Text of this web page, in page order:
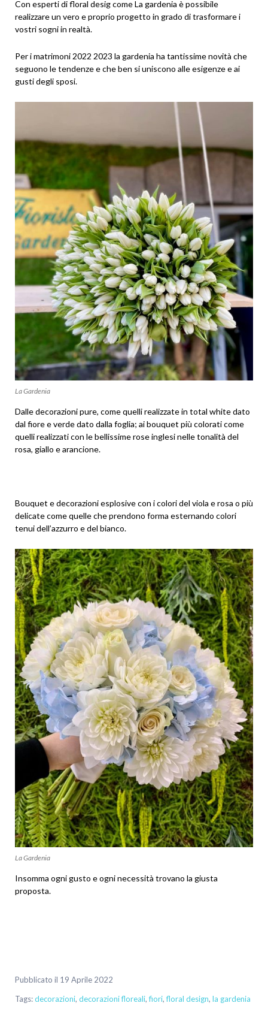
Con esperti di floral desig come La gardenia è possibile
realizzare un vero e proprio progetto in grado di trasformare i
vostri sogni in realtà.
Per i matrimoni 2022 2023 la gardenia ha tantissime novità che
seguono le tendenze e che ben si uniscono alle esigenze e ai
gusti degli sposi.
La Gardenia
Dalle decorazioni pure, come quelli realizzate in total white dato
dal fiore e verde dato dalla foglia; ai bouquet più colorati come
quelli realizzati con le bellissime rose inglesi nelle tonalità del
rosa, giallo e arancione.
Bouquet e decorazioni esplosive con i colori del viola e rosa o più
delicate come quelle che prendono forma esternando colori
tenui dell’azzurro e del bianco.
La Gardenia
Insomma ogni gusto e ogni necessità trovano la giusta
proposta.
Pubblicato il 19 Aprile 2022
Tags:decorazioni, decorazioni floreali,fiori,floral design, la gardenia